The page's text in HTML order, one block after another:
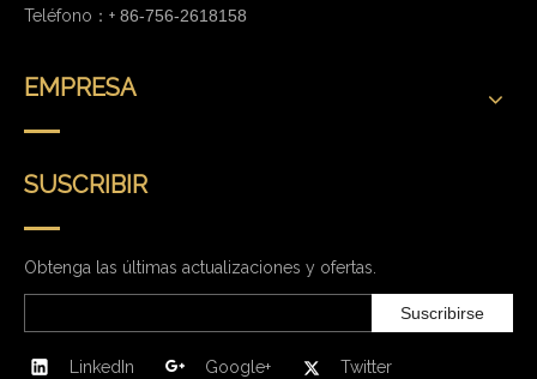
Teléfono：+ 86-756-2618158
EMPRESA
SUSCRIBIR
Obtenga las últimas actualizaciones y ofertas.
Suscribirse
LinkedIn Google+ Twitter